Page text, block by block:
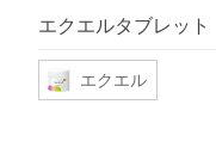
エクエルタブレット
エクエル